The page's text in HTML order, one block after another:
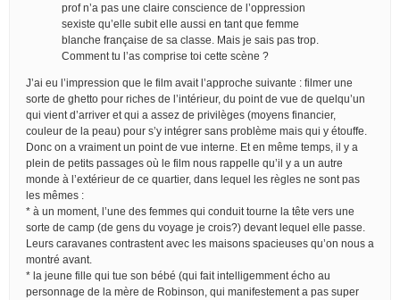
prof n’a pas une claire conscience de l’oppression
sexiste qu’elle subit elle aussi en tant que femme
blanche française de sa classe. Mais je sais pas trop.
Comment tu l’as comprise toi cette scène ?
J’ai eu l’impression que le film avait l’approche suivante : filmer une
sorte de ghetto pour riches de l’intérieur, du point de vue de quelqu’un
qui vient d’arriver et qui a assez de privilèges (moyens financier,
couleur de la peau) pour s’y intégrer sans problème mais qui y étouffe.
Donc on a vraiment un point de vue interne. Et en même temps, il y a
plein de petits passages où le film nous rappelle qu’il y a un autre
monde à l’extérieur de ce quartier, dans lequel les règles ne sont pas
les mêmes :
* à un moment, l’une des femmes qui conduit tourne la tête vers une
sorte de camp (de gens du voyage je crois?) devant lequel elle passe.
Leurs caravanes contrastent avec les maisons spacieuses qu’on nous a
montré avant.
* la jeune fille qui tue son bébé (qui fait intelligemment écho au
personnage de la mère de Robinson, qui manifestement a pas super